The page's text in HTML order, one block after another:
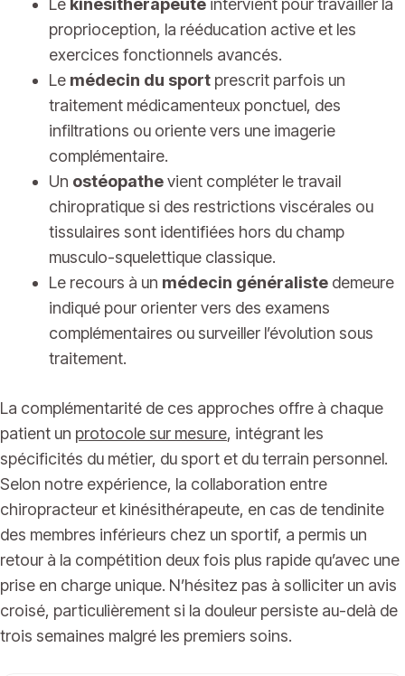
proprioception, la rééducation active et les
exercices fonctionnels avancés.
Le médecin du sport prescrit parfois un
traitement médicamenteux ponctuel, des
infiltrations ou oriente vers une imagerie
complémentaire.
Un ostéopathevient compléter le travail
chiropratique si des restrictions viscérales ou
tissulaires sont identifiées hors du champ
musculo-squelettique classique.
Le recours à un médecin généraliste demeure
indiqué pour orienter vers des examens
complémentaires ou surveiller l’évolution sous
traitement.
La complémentarité de ces approches offre à chaque
patient un protocole sur mesure, intégrant les
spécificités du métier, du sport et du terrain personnel.
Selon notre expérience, la collaboration entre
chiropracteur et kinésithérapeute, en cas de tendinite
des membres inférieurs chez un sportif, a permis un
retour à la compétition deux fois plus rapide qu’avec une
prise en charge unique. N’hésitez pas à solliciter un avis
croisé, particulièrement si la douleur persiste au-delà de
trois semaines malgré les premiers soins.